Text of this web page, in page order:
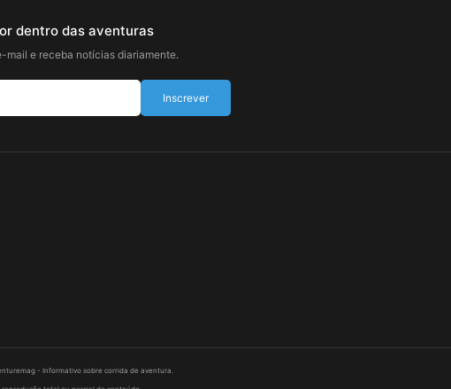
dentro das aventuras
mail e receba notícias diariamente.
Inscrever
- Informativo sobre corrida de aventura.